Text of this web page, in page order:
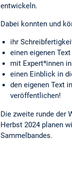
entwickeln.
Dabei konnten und
ihr
einen eigenen
mit Expert*innen
einen Einblick in
den eigenen Text
veröffentlichen!
Die zweite runde der
Herbst 2024 planen
Sammelbandes.